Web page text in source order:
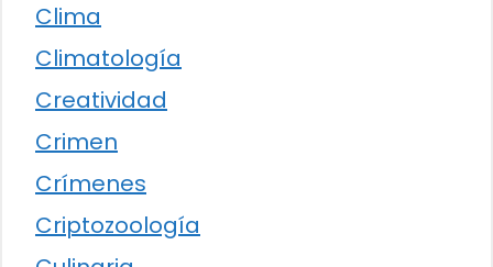
Clima
Climatología
Creatividad
Crimen
Crímenes
Criptozoología